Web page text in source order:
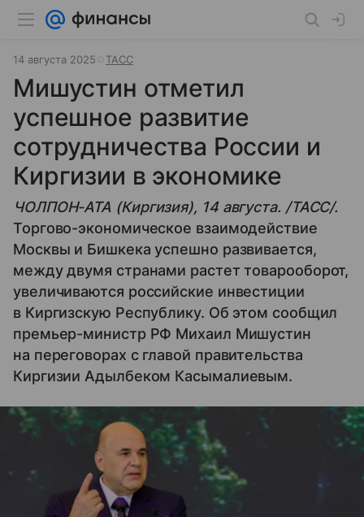
14 августа 2025 ТАСС
Мишустин отметил
успешное развитие
сотрудничества России и
Киргизии в экономике
ЧОЛПОН-АТА (Киргизия), 14 августа. /ТАСС/.
Торгово-экономическое взаимодействие
Москвы и Бишкека успешно развивается,
между двумя странами растет товарооборот,
увеличиваются российские инвестиции
в Киргизскую Республику. Об этом сообщил
премьер-министр РФ Михаил Мишустин
на переговорах с главой правительства
Киргизии Адылбеком Касымалиевым.